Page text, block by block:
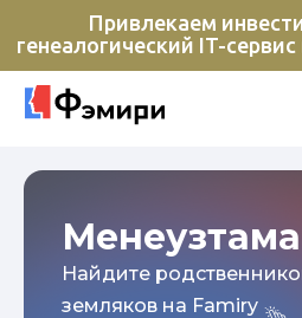
Привлекаем
генеалогический IT-сервис
Найдите
земляков на Famiry